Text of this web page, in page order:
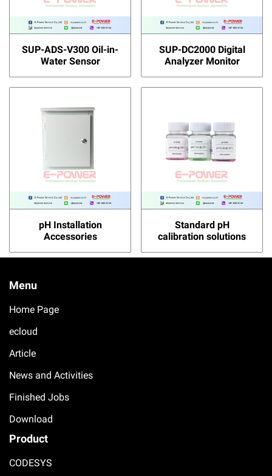
SUP-ADS-V300 Oil-in-
Water Sensor
SUP-DC2000 Digital
Analyzer Monitor
pH Installation
Accessories
Standard pH
calibration solutions
Menu
Home Page
ecloud
Article
News and Activities
Finished Jobs
Download
Product
CODESYS